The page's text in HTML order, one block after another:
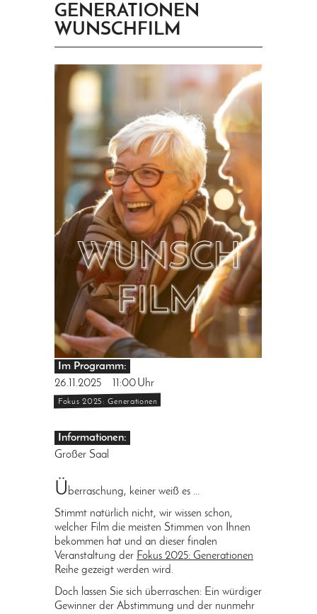
GENERATIONEN
WUNSCHFILM
Im Programm:
26.11.2025
11:00Uhr
Fokus 2025: Generationen
Informationen:
Großer Saal
Ü berraschung, keiner weiß es ...
Stimmt natürlich nicht, wir wissen schon,
welcher Film die meisten Stimmen von Ihnen
bekommen hat und an dieser finalen
Veranstaltung der Fokus 2025: Generationen
Reihe gezeigt werden wird.
Doch lassen Sie sich überraschen: Ein würdiger
Gewinner der Abstimmung und der nunmehr